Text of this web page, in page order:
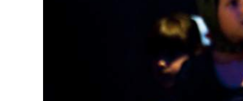
Warning
/home/
content/themes/